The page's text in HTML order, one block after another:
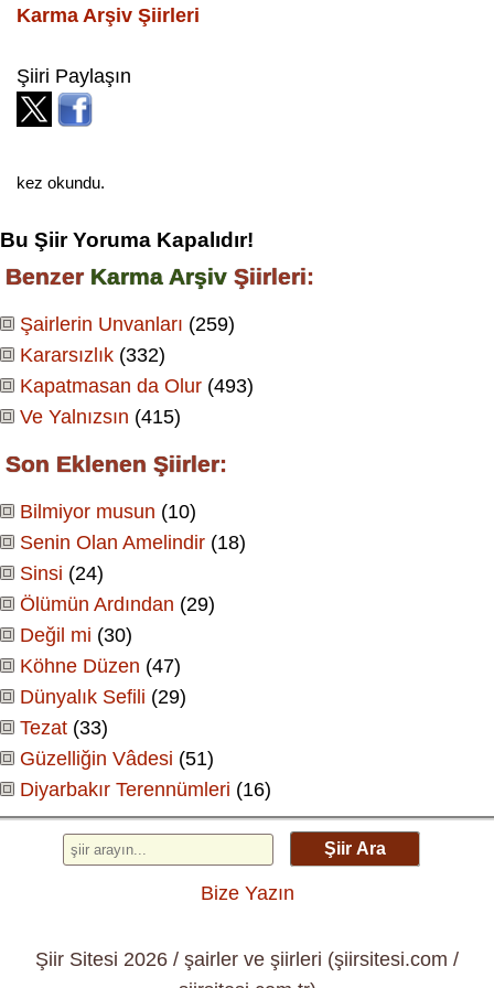
Karma Arşiv Şiirleri
Şiiri Paylaşın
kez okundu.
Bu Şiir Yoruma Kapalıdır!
Benzer Karma Arşiv Şiirleri:
Şairlerin Unvanları (259)
Kararsızlık (332)
Kapatmasan da Olur (493)
Ve Yalnızsın (415)
Son Eklenen Şiirler:
Bilmiyor musun (10)
Senin Olan Amelindir (18)
Sinsi (24)
Ölümün Ardından (29)
Değil mi (30)
Köhne Düzen (47)
Dünyalık Sefili (29)
Tezat (33)
Güzelliğin Vâdesi (51)
Diyarbakır Terennümleri (16)
Şiir Ara
Bize Yazın
Şiir Sitesi 2026 / şairler ve şiirleri (şiirsitesi.com /